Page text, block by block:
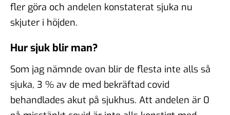
fler göra och andelen konstaterat sjuka nu
skjuter i höjden.
Hur sjuk blir man?
Som jag nämnde ovan blir de flesta inte alls så
sjuka, 3 % av de med bekräftad covid
behandlades akut på sjukhus. Att andelen är 0